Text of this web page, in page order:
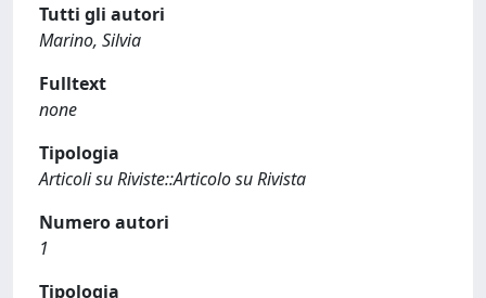
Tutti gli autori
Marino, Silvia
Fulltext
none
Tipologia
Articoli su Riviste::Articolo su Rivista
Numero autori
1
Tipologia